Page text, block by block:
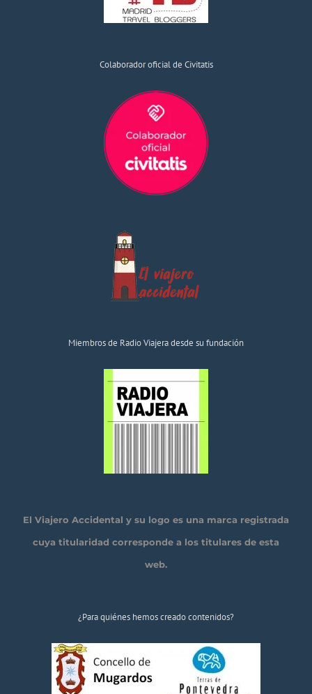
Colaborador oficial de Civitatis
Miembros de Radio Viajera desde su fundación
El Viajero Accidental y su logo es una marca registrada
cuya titularidad corresponde a los titulares de esta
web.
¿Para quiénes hemos creado contenidos?